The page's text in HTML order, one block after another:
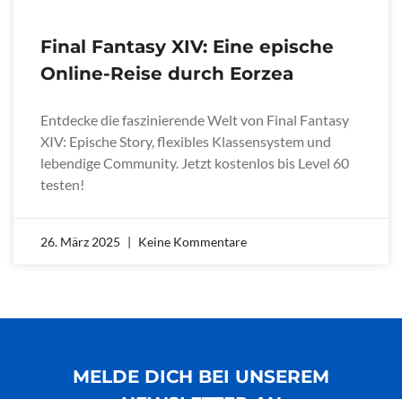
Final Fantasy XIV: Eine epische
Online-Reise durch Eorzea
Entdecke die faszinierende Welt von Final Fantasy
XIV: Epische Story, flexibles Klassensystem und
lebendige Community. Jetzt kostenlos bis Level 60
testen!
26. März 2025 Keine Kommentare
MELDE DICH BEI UNSEREM